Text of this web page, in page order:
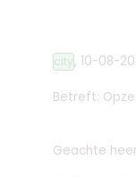
city, 10-08-
Betreft:
Geachte